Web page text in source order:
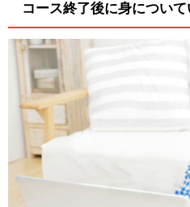
コース終了後に身につい